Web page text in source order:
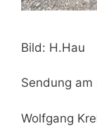
Bild: H.Hau
Sendung
Wolfgang